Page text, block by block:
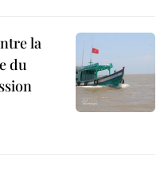
la
du